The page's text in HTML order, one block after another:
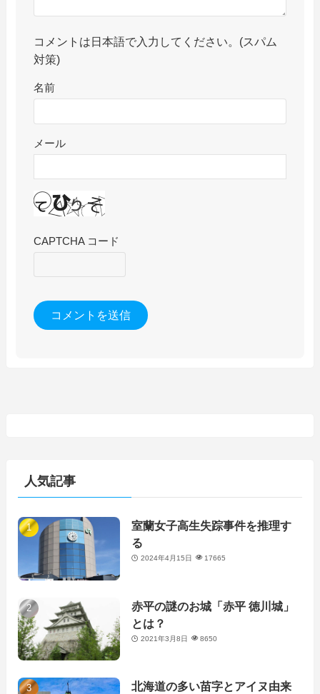
コメントは日本語で入力してください。(スパム
対策)
名前
メール
CAPTCHA コード
人気記事
室蘭女子高生失踪事件を推理す
る
2024年4月15日 17665
赤平の謎のお城「赤平 徳川城」
とは？
2021年3月8日 8650
北海道の多い苗字とアイヌ由来